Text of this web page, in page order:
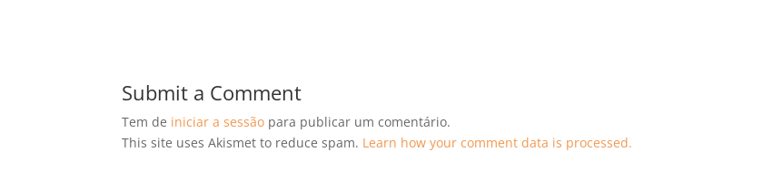
Submit a Comment
Tem de iniciar a sessão para publicar um comentário.
This site uses Akismet to reduce spam. Learn how your comment data is processed.